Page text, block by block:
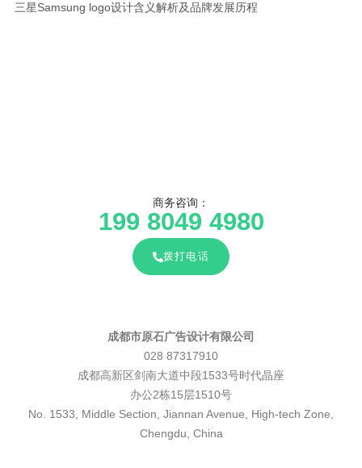
三星Samsung logo设计含义解析及品牌发展历程
商务咨询：
199 8049 4980
拨打电话
成都市原石广告设计有限公司
028 87317910
成都高新区剑南大道中段1533号时代晶座
办公2栋15层1510号
No. 1533, Middle Section, Jiannan Avenue, High-tech Zone,
Chengdu, China